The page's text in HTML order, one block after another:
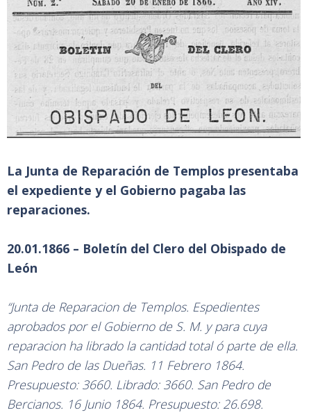
La Junta de Reparación de Templos presentaba
el expediente y el Gobierno pagaba las
reparaciones.
20.01.1866 – Boletín del Clero del Obispado de
León
“Junta de Reparacion de Templos. Espedientes
aprobados por el Gobierno de S. M. y para cuya
reparacion ha librado la cantidad total ó parte de ella.
San Pedro de las Dueñas. 11 Febrero 1864.
Presupuesto: 3660. Librado: 3660. San Pedro de
Bercianos. 16 Junio 1864. Presupuesto: 26.698.